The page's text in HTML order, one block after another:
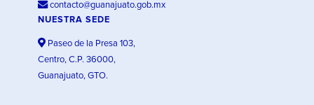
contacto@guanajuato.gob.mx
NUESTRA SEDE
Paseo de la Presa 103,
Centro, C.P. 36000,
Guanajuato, GTO.